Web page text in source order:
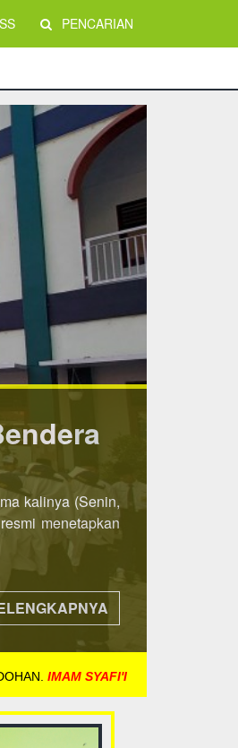
PENCARIAN
2021
sebelumnya
8 November
IMAM SYAFI'I